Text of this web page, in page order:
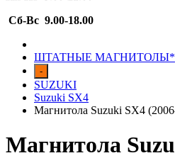
Сб-Вс 9.00-18.00
ШТАТНЫЕ МАГНИТОЛЫ*
-
SUZUKI
Suzuki SX4
Магнитола Suzuki SX4
Магнитола